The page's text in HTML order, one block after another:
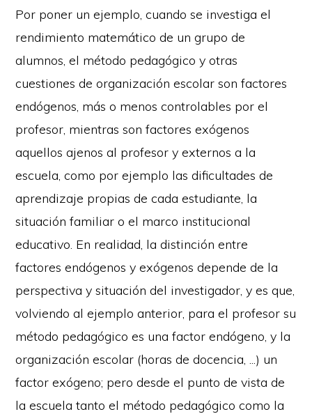
Por poner un ejemplo, cuando se investiga el
rendimiento matemático de un grupo de
alumnos, el método pedagógico y otras
cuestiones de organización escolar son factores
endógenos, más o menos controlables por el
profesor, mientras son factores exógenos
aquellos ajenos al profesor y externos a la
escuela, como por ejemplo las dificultades de
aprendizaje propias de cada estudiante, la
situación familiar o el marco institucional
educativo. En realidad, la distinción entre
factores endógenos y exógenos depende de la
perspectiva y situación del investigador, y es que,
volviendo al ejemplo anterior, para el profesor su
método pedagógico es una factor endógeno, y la
organización escolar (horas de docencia, ...) un
factor exógeno; pero desde el punto de vista de
la escuela tanto el método pedagógico como la